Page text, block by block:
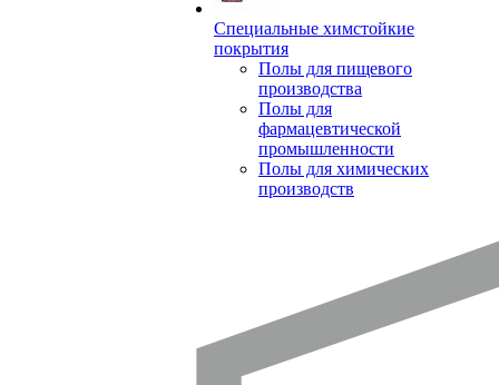
Специальные химстойкие
покрытия
Полы для пищевого
производства
Полы для
фармацевтической
промышленности
Полы для химических
производств